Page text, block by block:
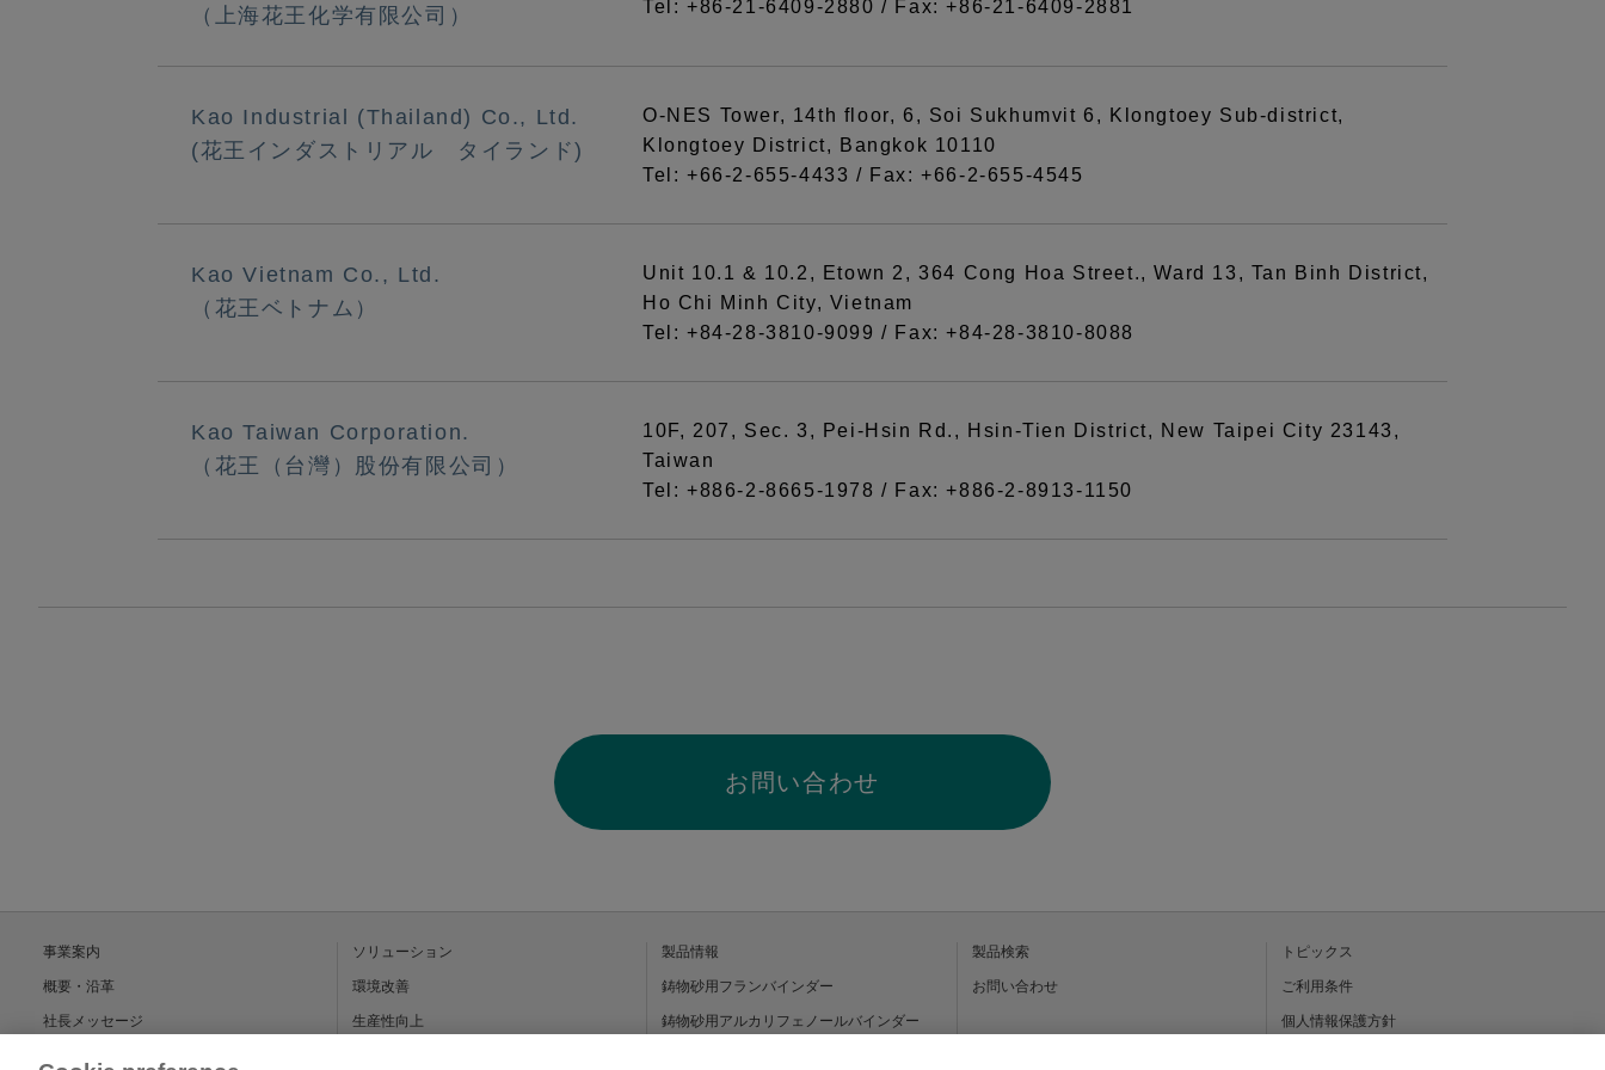
（上海花王化学有限公司） Tel: +86-21-6409-2880 / Fax: +86-21-6409-2881
Kao Industrial (Thailand) Co., Ltd.
(花王インダストリアル タイランド)
O-NES Tower, 14th floor, 6, Soi Sukhumvit 6, Klongtoey Sub-district,
Klongtoey District, Bangkok 10110
Tel: +66-2-655-4433 / Fax: +66-2-655-4545
Kao Vietnam Co., Ltd.
（花王ベトナム）
Unit 10.1 & 10.2, Etown 2, 364 Cong Hoa Street., Ward 13, Tan Binh District,
Ho Chi Minh City, Vietnam
Tel: +84-28-3810-9099 / Fax: +84-28-3810-8088
Kao Taiwan Corporation.
（花王（台灣）股份有限公司）
10F, 207, Sec. 3, Pei-Hsin Rd., Hsin-Tien District, New Taipei City 23143,
Taiwan
Tel: +886-2-8665-1978 / Fax: +886-2-8913-1150
お問い合わせ
事業案内
概要・沿革
社長メッセージ
ソリューション
環境改善
生産性向上
製品情報
鋳物砂用フランバインダー
鋳物砂用アルカリフェノールバインダー
製品検索
お問い合わせ
トピックス
ご利用条件
個人情報保護方針